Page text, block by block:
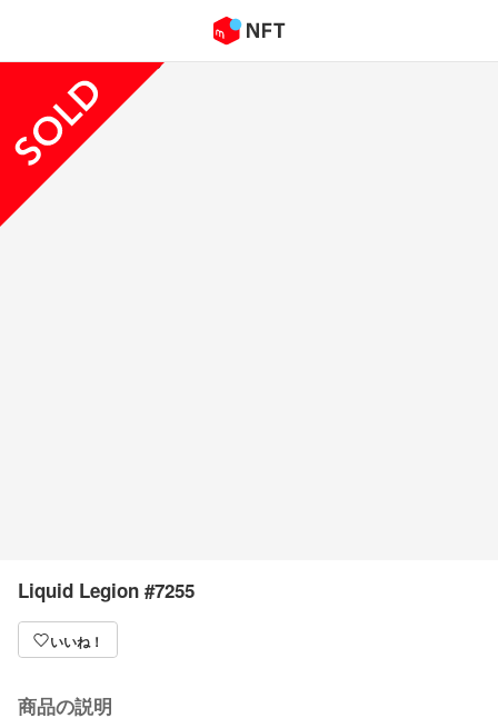
Liquid Legion #7255
いいね！
商品の説明